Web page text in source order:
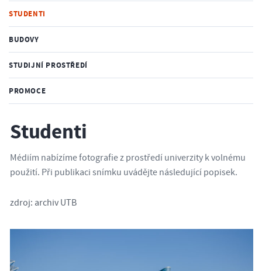
STUDENTI
BUDOVY
STUDIJNÍ PROSTŘEDÍ
PROMOCE
Studenti
Médiím nabízíme fotografie z prostředí univerzity k volnému
použití. Při publikaci snímku uvádějte následující popisek.
zdroj: archiv UTB